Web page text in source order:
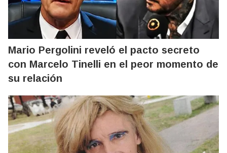
Mario Pergolini reveló el pacto secreto
con Marcelo Tinelli en el peor momento de
su relación